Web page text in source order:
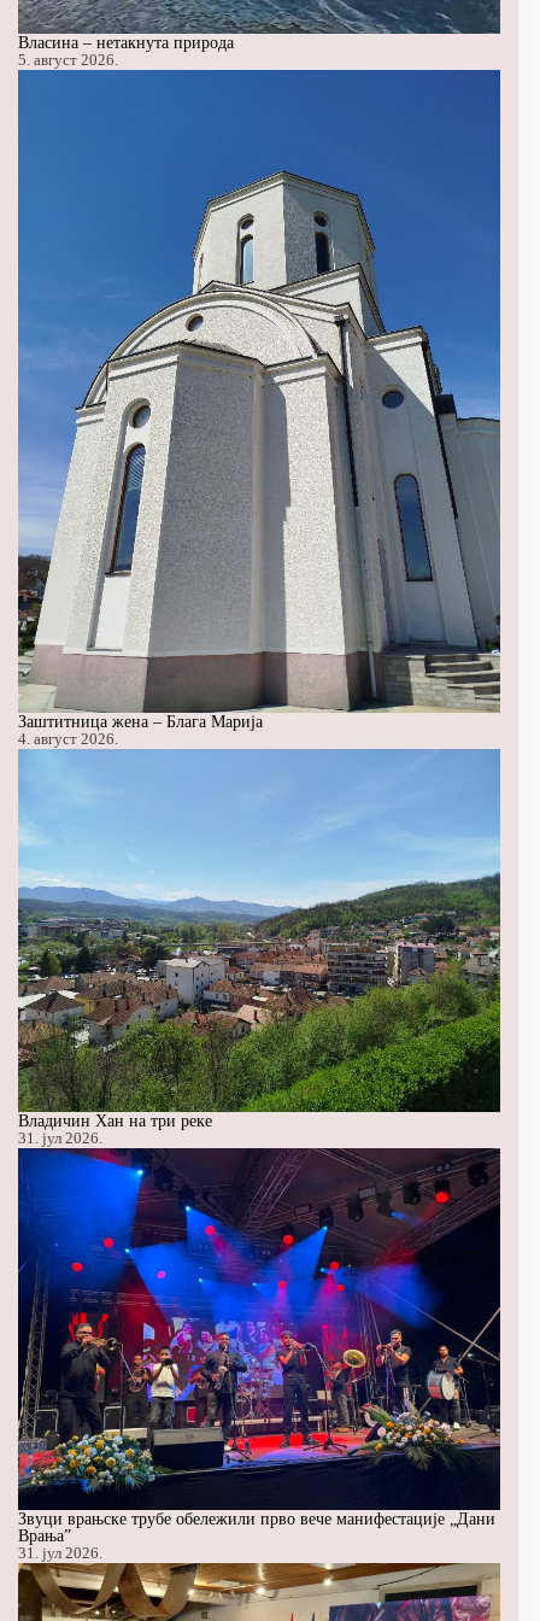
Власина – нетакнута природа
5. август 2026.
Заштитница жена – Блага Марија
4. август 2026.
Владичин Хан на три реке
31. јул 2026.
Звуци врањске трубе обележили прво вече манифестације „Дани
Врања”
31. јул 2026.